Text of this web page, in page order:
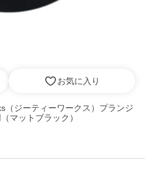
お気に入り
（ジーティーワークス）プランジ
マットブラック）